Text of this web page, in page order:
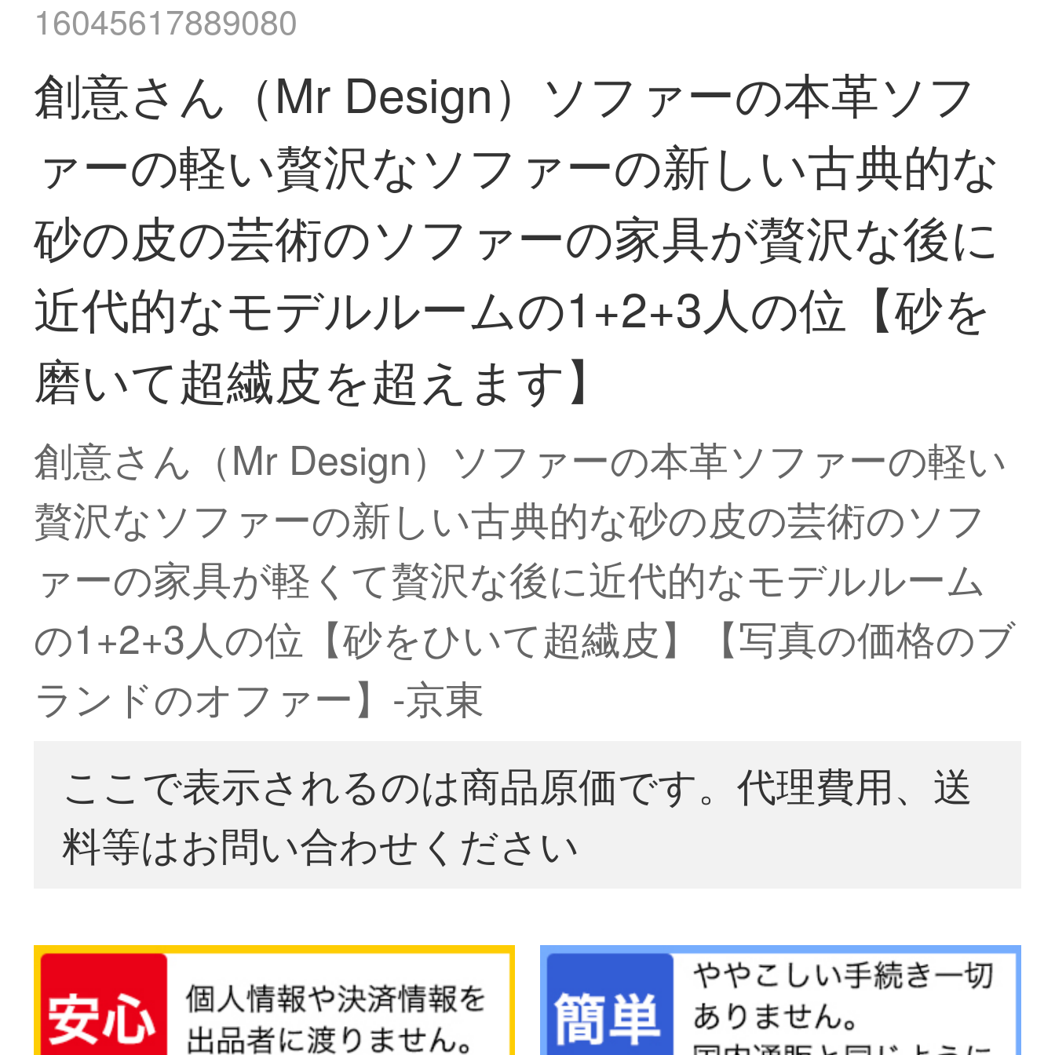
16045617889080
創意さん（Mr Design）ソファーの本革ソフ
ァーの軽い贅沢なソファーの新しい古典的な
砂の皮の芸術のソファーの家具が贅沢な後に
近代的なモデルルームの1+2+3人の位【砂を
磨いて超繊皮を超えます】
創意さん（Mr Design）ソファーの本革ソファーの軽い
贅沢なソファーの新しい古典的な砂の皮の芸術のソフ
ァーの家具が軽くて贅沢な後に近代的なモデルルーム
の1+2+3人の位【砂をひいて超繊皮】【写真の価格のブ
ランドのオファー】-京東
ここで表示されるのは商品原価です。代理費用、送
料等はお問い合わせください